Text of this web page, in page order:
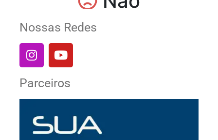
Nossas Redes
Parceiros